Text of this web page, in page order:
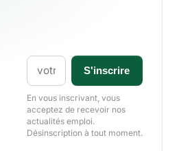
Email
S'inscrire
En vous inscrivant, vous
acceptez de recevoir nos
actualités emploi.
Désinscription à tout moment.